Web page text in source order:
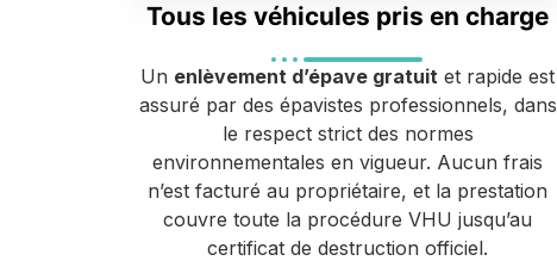
Tous les véhicules pris en charge
Un enlèvement d’épave gratuit et rapide est
assuré par des épavistes professionnels, dans
le respect strict des normes
environnementales en vigueur. Aucun frais
n’est facturé au propriétaire, et la prestation
couvre toute la procédure VHU jusqu’au
certificat de destruction officiel.